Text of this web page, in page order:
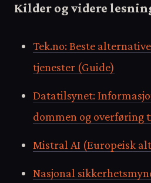
Kilder og videre
Tek.no: Beste
tjenester (Guide)
Datatilsynet:
dommen og overføring
Mistral AI (Europeisk
Nasjonal